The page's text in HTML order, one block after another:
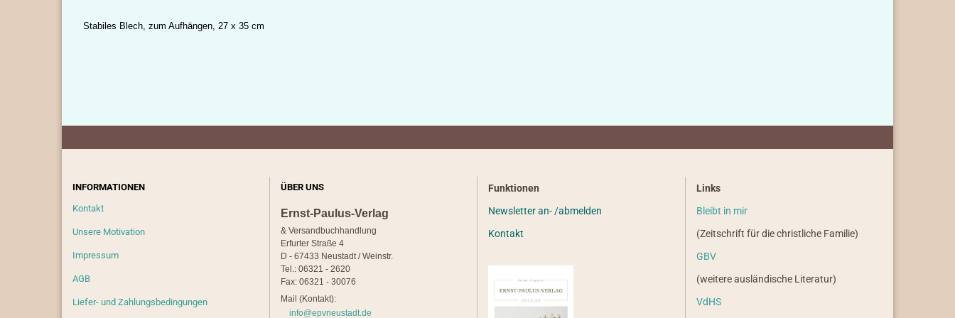
Stabiles Blech, zum Aufhängen, 27 x 35 cm
INFORMATIONEN
Kontakt
Unsere Motivation
Impressum
AGB
Liefer- und Zahlungsbedingungen
ÜBER UNS
Ernst-Paulus-Verlag
& Versandbuchhandlung
Erfurter Straße 4
D - 67433 Neustadt / Weinstr.
Tel.: 06321 - 2620
Fax: 06321 - 30076
Mail (Kontakt):
info@epvneustadt.de
Funktionen
Newsletter an- /abmelden
Kontakt
Links
Bleibt in mir
(Zeitschrift für die christliche Familie)
GBV
(weitere ausländische Literatur)
VdHS